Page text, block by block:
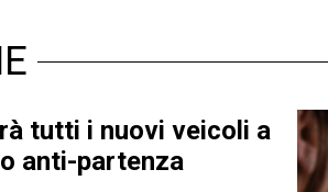
tutti i nuovi veicoli a
anti-partenza